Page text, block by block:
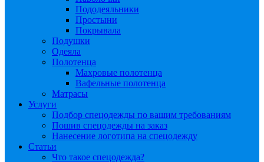
Пододеяльники
Простыни
Покрывала
Подушки
Одеяла
Полотенца
Махровые полотенца
Вафельные полотенца
Матрасы
Услуги
Подбор спецодежды по вашим требованиям
Пошив спецодежды на заказ
Нанесение логотипа на спецодежду
Статьи
Что такое спецодежда?